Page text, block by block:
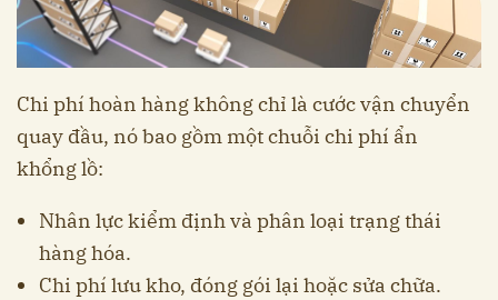
Chi phí hoàn hàng không chỉ là cước vận chuyển
quay đầu, nó bao gồm một chuỗi chi phí ẩn
khổng lồ:
Nhân lực kiểm định và phân loại trạng thái
hàng hóa.
Chi phí lưu kho, đóng gói lại hoặc sửa chữa.